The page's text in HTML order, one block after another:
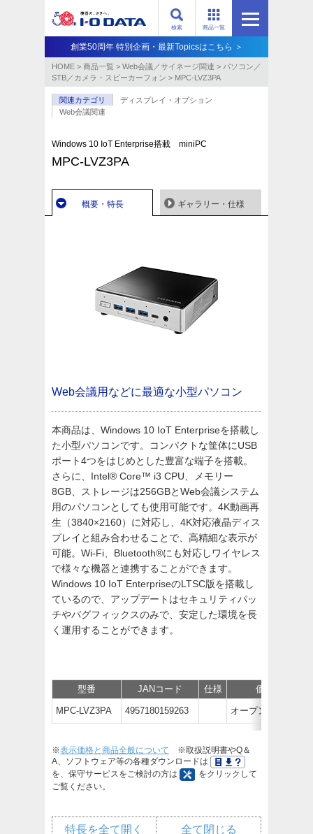
商品一覧
検索
創業50周年 特別企画・最新Topicsはこちら ＞
HOME > 商品一覧 > Web会議／サイネージ関連 > パソコン／
STB／カメラ・スピーカーフォン > MPC-LVZ3PA
関連カテゴリ
ディスプレイ・オプション
Web会議関連
Windows 10 IoT Enterprise搭載 miniPC
MPC-LVZ3PA
概要・特長 ギャラリー・仕様
Web会議用などに最適な小型パソコン
本商品は、Windows 10 IoT Enterpriseを搭載し
た小型パソコンです。コンパクトな筐体にUSB
ポート4つをはじめとした豊富な端子を搭載。
さらに、Intel® Core™ i3 CPU、メモリー
8GB、ストレージは256GBとWeb会議システム
用のパソコンとしても使用可能です。4K動画再
生（3840×2160）に対応し、4K対応液晶ディス
プレイと組み合わせることで、高精細な表示が
可能。Wi-Fi、Bluetooth®にも対応しワイヤレス
で様々な機器と連携することができます。
Windows 10 IoT EnterpriseのLTSC版を搭載し
ているので、アップデートはセキュリティパッ
チやバグフィックスのみで、安定した環境を長
く運用することができます。
型番 JANコード 仕様 価格
MPC-LVZ3PA 4957180159263 オープン価格
※表示価格と商品全般について ※取扱説明書やQ＆
A、ソフトウェア等の各種ダウンロードは
を、保守サービスをご検討の方は
をクリックして
ご覧ください。
全て閉じる
特長を全て開く